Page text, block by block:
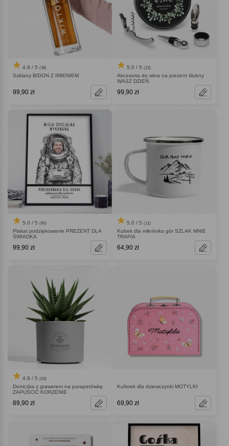
4.9 / 5 (38)
Szklany BIDON Z IMIENIEM
99,90 zł
5.0 / 5 (13)
Akcesoria do wina na prezent ślubny
WASZ DZIEŃ
99,90 zł
5.0 / 5 (60)
Plakat podziękowanie PREZENT DLA
ŚWIADKA
99,90 zł
5.0 / 5 (11)
Kubek dla miłośnika gór SZLAK MNIE
TRAFIA
64,90 zł
4.8 / 5 (63)
Doniczka z grawerem na parapetówkę
ZAPUŚCIĆ KORZENIE
89,90 zł
Kuferek dla dziewczynki MOTYLKI
69,90 zł